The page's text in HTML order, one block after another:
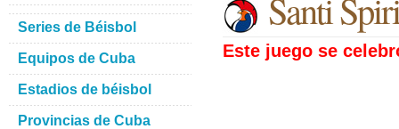
Santi
Este juego se
Series de Béisbol
Equipos de Cuba
Estadios de béisbol
Provincias de Cuba